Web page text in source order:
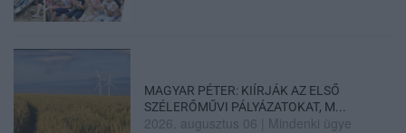
MAGYAR PÉTER: KIÍRJÁK AZ ELSŐ
SZÉLERŐMŰVI PÁLYÁZATOKAT, M...
2026. augusztus 06 Mindenki ügye